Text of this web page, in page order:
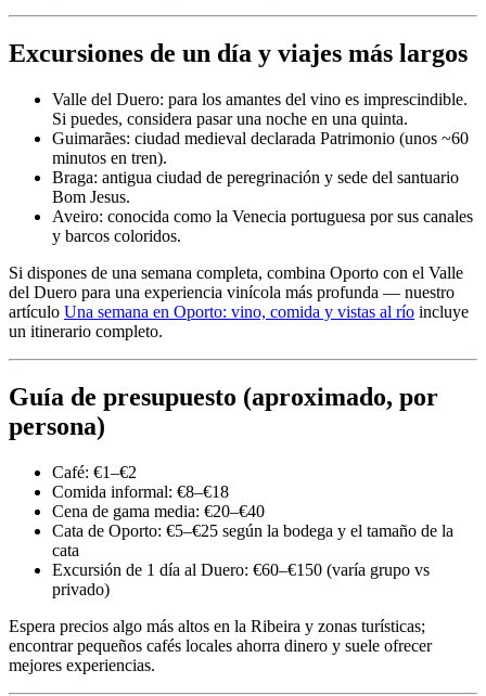
Excursiones de un día y viajes más largos
Valle del Duero: para los amantes del vino es imprescindible.
Si puedes, considera pasar una noche en una quinta.
Guimarães: ciudad medieval declarada Patrimonio (unos ~60
minutos en tren).
Braga: antigua ciudad de peregrinación y sede del santuario
Bom Jesus.
Aveiro: conocida como la Venecia portuguesa por sus canales
y barcos coloridos.
Si dispones de una semana completa, combina Oporto con el Valle
del Duero para una experiencia vinícola más profunda — nuestro
artículo Una semana en Oporto: vino, comida y vistas al río incluye
un itinerario completo.
Guía de presupuesto (aproximado, por
persona)
Café: €1–€2
Comida informal: €8–€18
Cena de gama media: €20–€40
Cata de Oporto: €5–€25 según la bodega y el tamaño de la
cata
Excursión de 1 día al Duero: €60–€150 (varía grupo vs
privado)
Espera precios algo más altos en la Ribeira y zonas turísticas;
encontrar pequeños cafés locales ahorra dinero y suele ofrecer
mejores experiencias.